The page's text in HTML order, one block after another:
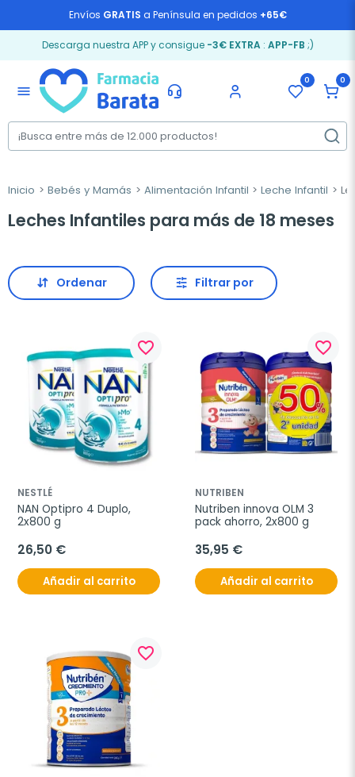
Envíos GRATIS a Península en pedidos +65€
Descarga nuestra APP y consigue -3€ EXTRA: APP-FB ;)
menu
0 0
Inicio Bebés y Mamás Alimentación Infantil Leche Infantil
Leches Infantiles para más de 18 meses
Ordenar Filtrar por
favorite_border
NESTLÉ
NAN Optipro 4 Duplo,
2x800 g
26,50 €
Añadir al carrito
favorite_border
NUTRIBEN
Nutriben innova OLM 3
pack ahorro, 2x800 g
35,95 €
Añadir al carrito
favorite_border